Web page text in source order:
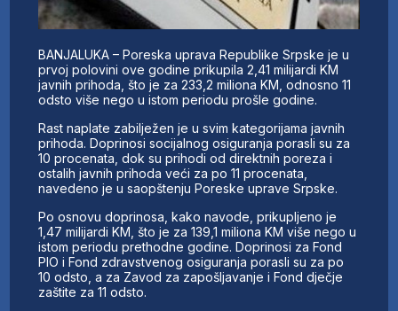
BANJALUKA – Poreska uprava Republike Srpske je u
prvoj polovini ove godine prikupila 2,41 milijardi KM
javnih prihoda, što je za 233,2 miliona KM, odnosno 11
odsto više nego u istom periodu prošle godine.
Rast naplate zabilježen je u svim kategorijama javnih
prihoda. Doprinosi socijalnog osiguranja porasli su za
10 procenata, dok su prihodi od direktnih poreza i
ostalih javnih prihoda veći za po 11 procenata,
navedeno je u saopštenju Poreske uprave Srpske.
Po osnovu doprinosa, kako navode, prikupljeno je
1,47 milijardi KM, što je za 139,1 miliona KM više nego u
istom periodu prethodne godine. Doprinosi za Fond
PIO i Fond zdravstvenog osiguranja porasli su za po
10 odsto, a za Zavod za zapošljavanje i Fond dječje
zaštite za 11 odsto.